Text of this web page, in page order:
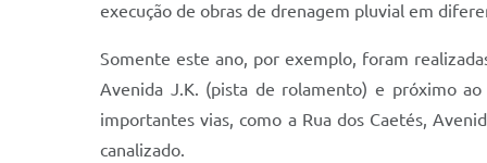
execução de obras de drenagem pluvial em
Somente este ano, por exemplo, foram
Avenida J.K. (pista de rolamento) e próximo
importantes vias, como a Rua dos Caetés,
canalizado.